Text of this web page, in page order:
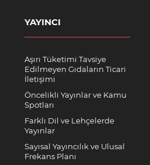
YAYINCI
Aşırı Tüketimi Tavsiye
Edilmeyen Gıdaların Ticari
İletişimi
Öncelikli Yayınlar ve Kamu
Spotları
Farklı Dil ve Lehçelerde
Yayınlar
Sayısal Yayıncılık ve Ulusal
Frekans Planı